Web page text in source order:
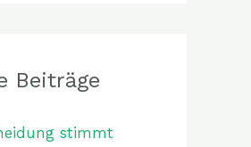
Beiträge
stimmt